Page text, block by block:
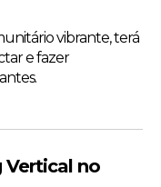
vibrante, terá
e fazer
Vertical no